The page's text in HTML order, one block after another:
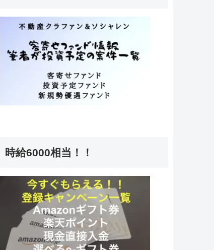
時給6000相当！！